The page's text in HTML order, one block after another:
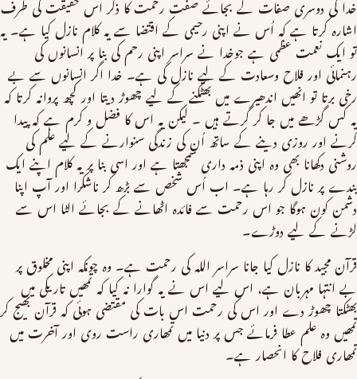
خدا کی دوسری صفات کے بجائے صفت رحمت کا ذکر اس حقیقت کی طرف
اشارہ کرتا ہے کہ اُس نے اپنی رحیمی کے اقتضا سے یہ کلام نازل کیا ہے۔ یہ
تو ایک نعمت عظمی ہے جوخدا نے سراسر اپنی رحم کی بنا پر انسانوں کی
رہنمائی اور فلاح وسعادت کے لیے نازل کی ہے۔ خدا اگر انسانوں سے بے
رخی برتا تو انھیں اندھیرے میں بھٹکنے کے لیے چھوڑ دیتا اور کچھ پروانہ کرتا کہ
یہ کس گڑھے میں جا کر گرتے ہیں ۔ لیکن یہ اس کا فضل و کرم ہے کہ پیدا
کرنے اور روزی دینے کے ساتھ اُن کی زندگی سنوارنے کے لیے علم کی
روشنی دکھانا بھی وہ اپنی ذمہ داری سمجھتا ہے اور اسی بنا پر یہ کلام اپنے ایک
بندے پر نازل کر رہا ہے۔ اب اُس شخص سے بڑھ کر ناشکرا اور آپ اپنا
دشمن کون ہوگا جو اس رحمت سے فائدہ اٹھانے کے بجائے الٹا اس سے
لڑنے کے لیے دوڑے۔
قرآن مجید کا نازل کیا جانا سراسر اللہ کی رحمت ہے۔ وہ چونکہ اپنی مخلوق پر
بے انتہا مہربان ہے، اس لیے اس نے یہ گوارا نہ کیا کہ تمھیں تاریکی میں
بھٹکتا چھوڑ دے اور اس کی رحمت اس بات کی مقتضی ہوئی کہ قرآن بھیج کر
تمھیں وہ علم عطا فرمائے جس پر دنیا میں تمھاری راست روی اور آخرت میں
تمھاری فلاح کا انحصار ہے۔